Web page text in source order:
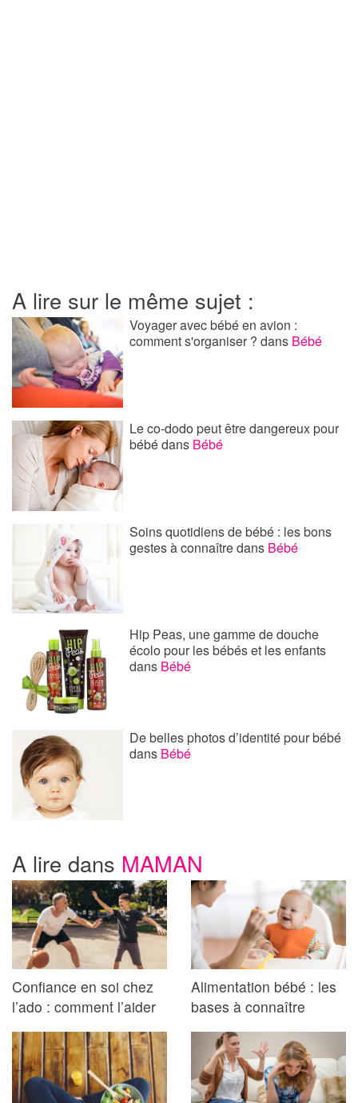
A lire sur le même sujet :
Voyager avec bébé en avion :
comment s'organiser ?dans Bébé
Le co-dodo peut être dangereux pour
bébédans Bébé
Soins quotidiens de bébé : les bons
gestes à connaîtredans Bébé
Hip Peas, une gamme de douche
écolo pour les bébés et les enfants
dans Bébé
De belles photos d’identité pour bébé
dans Bébé
A lire dans MAMAN
Confiance en soi chez
l’ado : comment l’aider
Alimentation bébé : les
bases à connaître